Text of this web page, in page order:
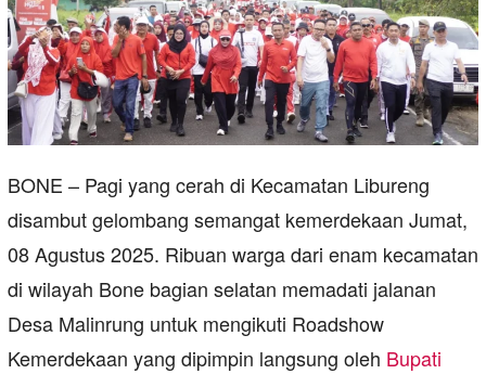
BONE – Pagi yang cerah di Kecamatan Libureng
disambut gelombang semangat kemerdekaan Jumat,
08 Agustus 2025. Ribuan warga dari enam kecamatan
di wilayah Bone bagian selatan memadati jalanan
Desa Malinrung untuk mengikuti Roadshow
Kemerdekaan yang dipimpin langsung oleh Bupati